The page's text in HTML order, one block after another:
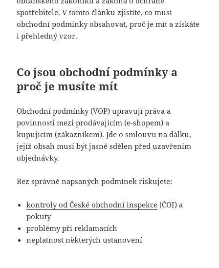
spotřebitele. V tomto článku zjistíte, co musí
obchodní podmínky obsahovat, proč je mít a získáte
i přehledný vzor.
Co jsou obchodní podmínky a
proč je musíte mít
Obchodní podmínky (VOP) upravují práva a
povinnosti mezi prodávajícím (e-shopem) a
kupujícím (zákazníkem). Jde o smlouvu na dálku,
jejíž obsah musí být jasně sdělen před uzavřením
objednávky.
Bez správně napsaných podmínek riskujete:
kontroly od České obchodní inspekce (ČOI) a
pokuty
problémy při reklamacích
neplatnost některých ustanovení